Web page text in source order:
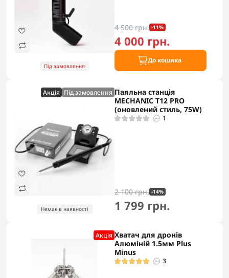
Під замовлення
4 500 грн. -11%
4 000 грн.
До кошика
Акцiя Під замовлення
Немає в наявності
Паяльна станція
MECHANIC T12 PRO
(оновлений стиль, 75W)
1
2 100 грн. -14%
1 799 грн.
Акцiя Хватач для дронів
Алюміній 1.5мм Plus
Minus
3